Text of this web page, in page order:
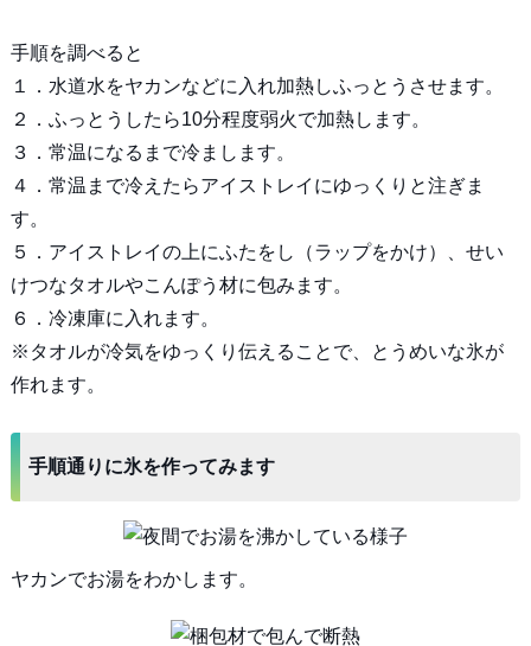
手順を調べると
１．水道水をヤカンなどに入れ加熱しふっとうさせます。
２．ふっとうしたら10分程度弱火で加熱します。
３．常温になるまで冷まします。
４．常温まで冷えたらアイストレイにゆっくりと注ぎま
す。
５．アイストレイの上にふたをし（ラップをかけ）、せい
けつなタオルやこんぽう材に包みます。
６．冷凍庫に入れます。
※タオルが冷気をゆっくり伝えることで、とうめいな氷が
作れます。
手順通りに氷を作ってみます
ヤカンでお湯をわかします。